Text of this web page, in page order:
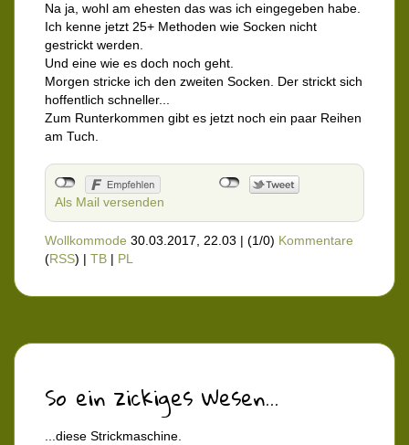
Na ja, wohl am ehesten das was ich eingegeben habe.
Ich kenne jetzt 25+ Methoden wie Socken nicht
gestrickt werden.
Und eine wie es doch noch geht.
Morgen stricke ich den zweiten Socken. Der strickt sich
hoffentlich schneller...
Zum Runterkommen gibt es jetzt noch ein paar Reihen
am Tuch.
Als Mail versenden
Wollkommode 30.03.2017, 22.03 | (1/0) Kommentare
(RSS) | TB | PL
So ein zickiges Wesen...
...diese Strickmaschine.